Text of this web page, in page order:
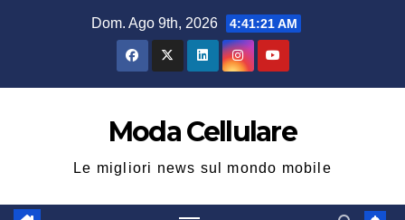
Dom. Ago 9th, 2026 4:41:22 AM
Moda Cellulare
Le migliori news sul mondo mobile